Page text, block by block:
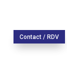
Contact / RDV